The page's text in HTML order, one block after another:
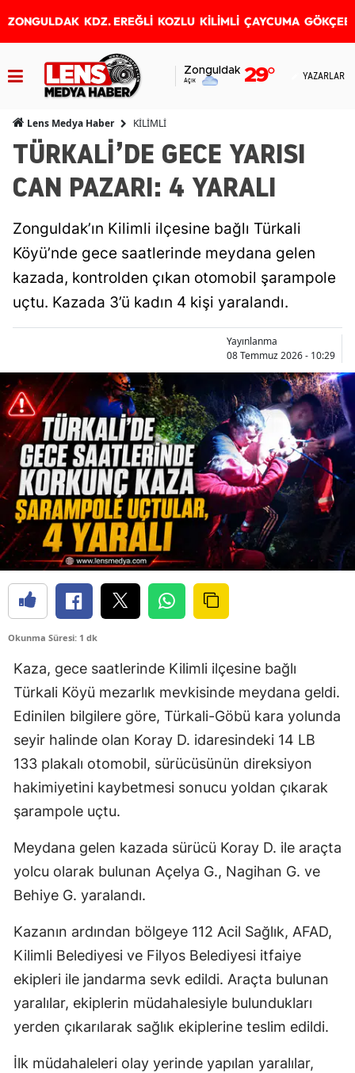
ZONGULDAK KDZ. EREĞLİ KOZLU KİLİMLİ ÇAYCUMA
Zonguldak
Açık 29° YAZARLAR
Lens Medya Haber KİLİMLİ
TÜRKALİ’DE GECE YARISI
CAN PAZARI: 4 YARALI
Zonguldak’ın Kilimli ilçesine bağlı Türkali
Köyü’nde gece saatlerinde meydana gelen
kazada, kontrolden çıkan otomobil şarampole
uçtu. Kazada 3’ü kadın 4 kişi yaralandı.
Yayınlanma
08 Temmuz 2026 - 10:29
Okunma Süresi: 1 dk
Kaza, gece saatlerinde Kilimli ilçesine bağlı
Türkali Köyü mezarlık mevkisinde meydana geldi.
Edinilen bilgilere göre, Türkali-Göbü kara yolunda
seyir halinde olan Koray D. idaresindeki 14 LB
133 plakalı otomobil, sürücüsünün direksiyon
hakimiyetini kaybetmesi sonucu yoldan çıkarak
şarampole uçtu.
Meydana gelen kazada sürücü Koray D. ile araçta
yolcu olarak bulunan Açelya G., Nagihan G. ve
Behiye G. yaralandı.
Kazanın ardından bölgeye 112 Acil Sağlık, AFAD,
Kilimli Belediyesi ve Filyos Belediyesi itfaiye
ekipleri ile jandarma sevk edildi. Araçta bulunan
yaralılar, ekiplerin müdahalesiyle bulundukları
yerden çıkarılarak sağlık ekiplerine teslim edildi.
İlk müdahaleleri olay yerinde yapılan yaralılar,